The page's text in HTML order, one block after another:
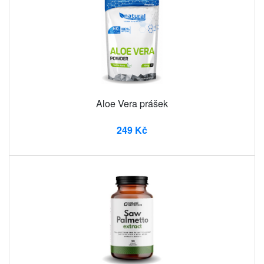
Aloe Vera prášek
249 Kč